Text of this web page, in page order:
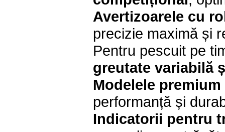
Avertizoarele cu
precizie maximă și
Pentru pescuit pe
greutate variabilă
Modelele
performanță și
Indicatorii pentru